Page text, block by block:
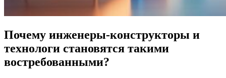
Почему инженеры-конструкторы и
технологи становятся такими
востребованными?